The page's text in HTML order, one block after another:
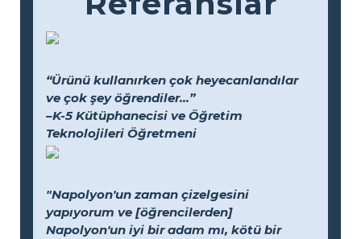
“Ürünü kullanırken çok heyecanlandılar
ve çok şey öğrendiler...”
–K-5 Kütüphanecisi ve Öğretim
Teknolojileri Öğretmeni
"Napolyon'un zaman çizelgesini
yapıyorum ve [öğrencilerden]
Napolyon'un iyi bir adam mı, kötü bir